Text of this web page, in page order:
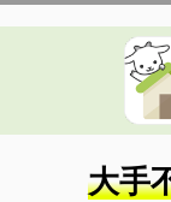
大手